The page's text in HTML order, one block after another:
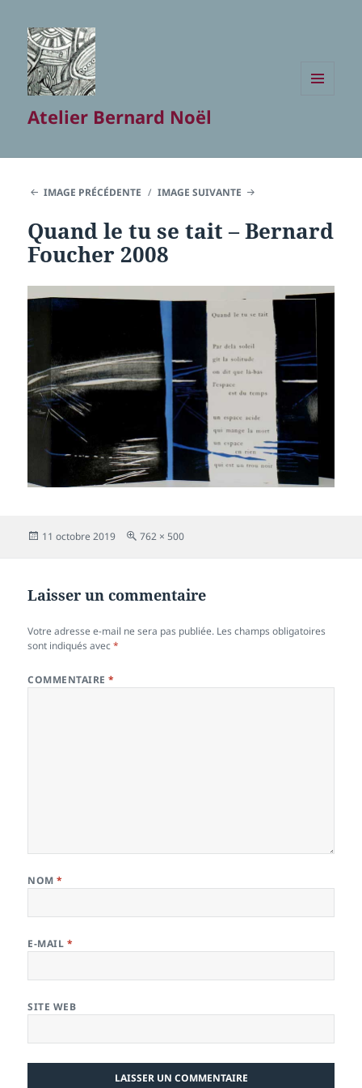
Atelier Bernard Noël
IMAGE PRÉCÉDENTE IMAGE SUIVANTE
Quand le tu se tait – Bernard
Foucher 2008
Publié
11 octobre 2019
Taille
762 × 500
Laisser un commentaire
Votre adresse e-mail ne sera pas publiée. Les champs obligatoires
sont indiqués avec*
COMMENTAIRE*
NOM*
E-MAIL *
SITE WEB